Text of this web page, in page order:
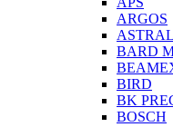
ARGOS
BARD
BIRD
BK
BOSCH